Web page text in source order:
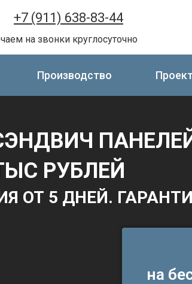
+7 (911) 638-83-44
на звонки круглосуточно
Производство
РУБЛЕЙ
ОТ 5 ДНЕЙ.
на